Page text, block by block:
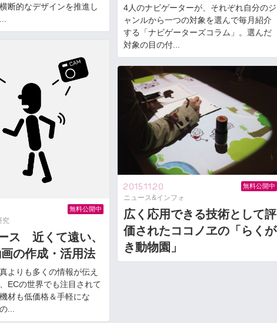
断的なデザインを推進し
4人のナビゲーターが、それぞれ自分のジ
ャンルから一つの対象を選んで毎月紹介
する「ナビゲーターズコラム」。選んだ
対象の目の付...
究
ス 近くて遠い、
の作成・活用法
よりも多くの情報が伝え
ECの世界でも注目されて
材も低価格＆手軽にな
...
無料公開中
2015.11.20
ニュース&インフォ
広く応用できる技術として評
価されたココノヱの「らくが
き動物園」
無料公開中